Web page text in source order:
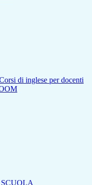
di inglese per docenti